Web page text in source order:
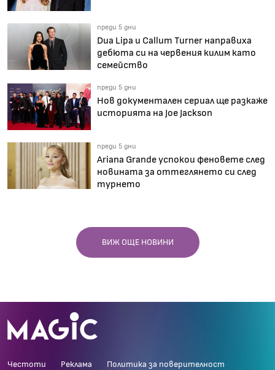
преди 5 дни
Dua Lipa и Callum Turner направиха
дебюта си на червения килим като
семейство
преди 5 дни
Нов документален сериал ще разкаже
историята на Joe Jackson
преди 5 дни
Ariana Grande успокои феновете след
новината за оттеглянето си след
турнето
ВИЖ ОЩЕ НОВИНИ
Честоти Реклама Политика за поверителност